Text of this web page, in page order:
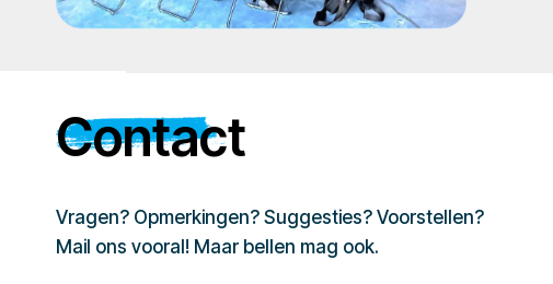
Contact
Vragen? Opmerkingen? Suggesties? Voorstellen?
Mail ons vooral! Maar bellen mag ook.